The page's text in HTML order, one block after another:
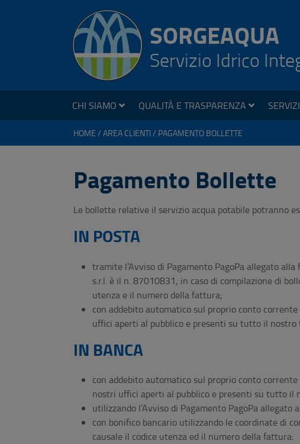
SORGEAQUA
Servizio Idrico
CHI SIAMO QUALITÀ E TRASPARENZA
HOME AREA CLIENTI PAGAMENTO BOLLETTE
Pagamento Bollette
Le bollette relative il servizio acqua potabile potranno
IN POSTA
tramite l’Avviso di Pagamento PagoPa allegato
s.r.l. è il n. 87010831, in caso di compilazione di
utenza e il numero della fattura;
con addebito automatico sul proprio conto
uffici aperti al pubblico e presenti su tutto il
IN BANCA
con addebito automatico sul proprio conto
nostri uffici aperti al pubblico e presenti su tutto il
utilizzando l’Avviso di Pagamento PagoPa allegato
con bonifico bancario utilizzando le coordinate di
causale il codice utenza ed il numero della fattura: